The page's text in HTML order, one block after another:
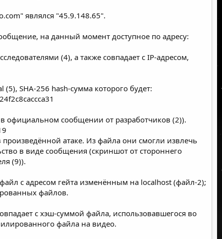
являлся "45.9.148.65".
на данный момент доступное по адресу:
(4), а также совпадает с IP-адресом,
(5), SHA-256 hash-сумма которого будет:
официальном сообщении от разработчиков (2)).
атаке. Из файла они смогли извлечь
в виде сообщения (скриншот от стороннего
(9)).
с адресом гейта изменённым на localhost (файл-2);
файлов.
с хэш-суммой файла, использовавшегося во
файла на видео.